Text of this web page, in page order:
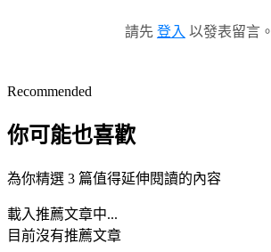
請先 登入 以發表留言。
Recommended
你可能也喜歡
為你精選 3 篇值得延伸閱讀的內容
載入推薦文章中...
目前沒有推薦文章